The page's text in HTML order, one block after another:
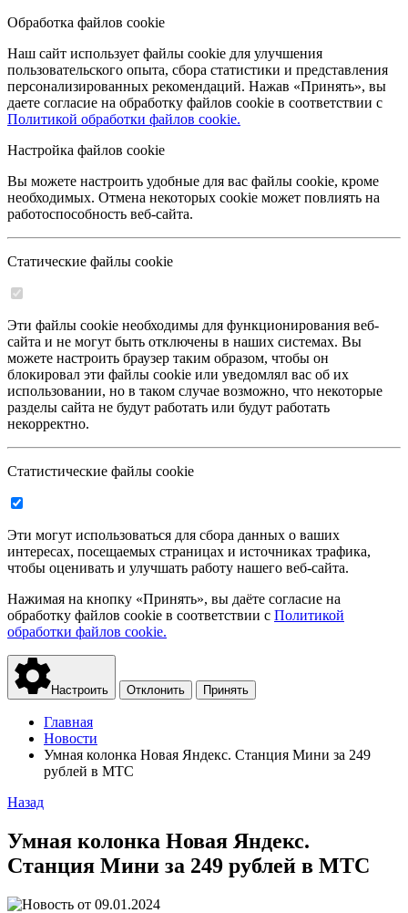
Обработка файлов cookie
Наш сайт использует файлы cookie для улучшения
пользовательского опыта, сбора статистики и представления
персонализированных рекомендаций. Нажав «Принять», вы
даете согласие на обработку файлов cookie в соответствии с
Политикой обработки файлов cookie.
Настройка файлов cookie
Вы можете настроить удобные для вас файлы cookie, кроме
необходимых. Отмена некоторых cookie может повлиять на
работоспособность веб-сайта.
Статические файлы cookie
Эти файлы cookie необходимы для функционирования веб-
сайта и не могут быть отключены в наших системах. Вы
можете настроить браузер таким образом, чтобы он
блокировал эти файлы cookie или уведомлял вас об их
использовании, но в таком случае возможно, что некоторые
разделы сайта не будут работать или будут работать
некорректно.
Статистические файлы cookie
Эти могут использоваться для сбора данных о ваших
интересах, посещаемых страницах и источниках трафика,
чтобы оценивать и улучшать работу нашего веб-сайта.
Нажимая на кнопку «Принять», вы даёте согласие на
обработку файлов cookie в соответствии с Политикой
обработки файлов cookie.
Настроить Отклонить Принять
Главная
Новости
Умная колонка Новая Яндекс. Станция Мини за 249
рублей в МТС
Назад
Умная колонка Новая Яндекс.
Станция Мини за 249 рублей в МТС
09.01.2024